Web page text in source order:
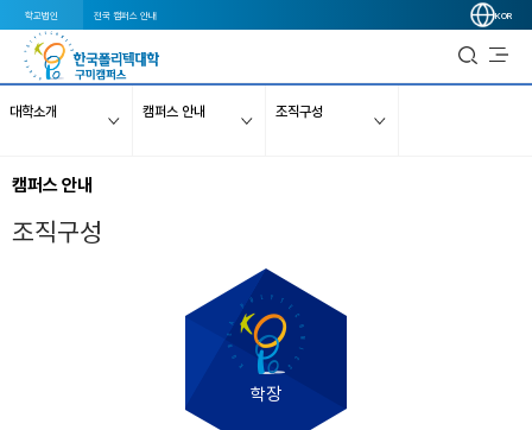
학교법인 전국 캠퍼스 안내 KOR
대학소개 캠퍼스 안내 조직구성
캠퍼스 안내
조직구성
학장